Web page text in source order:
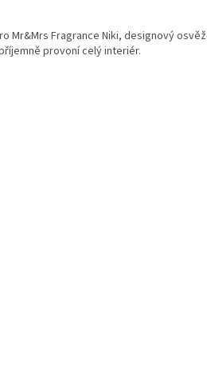
pro Mr&Mrs Fragrance Niki, designový
provoní celý interiér.